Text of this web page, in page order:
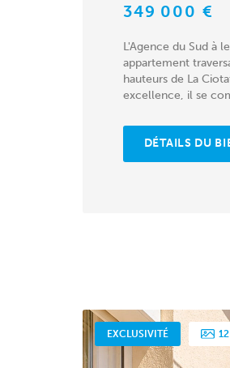
349 000 €
L'Agence du Sud à
appartement
hauteurs de La
excellence, il se
DÉTAILS DU
EXCLUSIVITÉ 12